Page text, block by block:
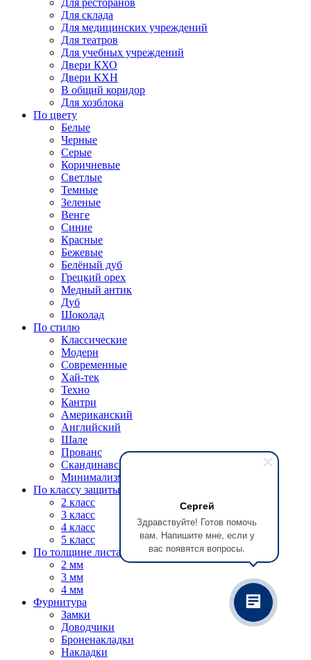
Сергей
Здравствуйте! Готов помочь
вам. Напишите мне, если у
вас появятся вопросы.
Для ресторанов
Для склада
Для медицинских учреждений
Для театров
Для учебных учреждений
Двери КХО
Двери КХН
В общий коридор
Для хозблока
По цвету
Белые
Черные
Серые
Коричневые
Светлые
Темные
Зеленые
Венге
Синие
Красные
Бежевые
Белёный дуб
Грецкий орех
Медный антик
Дуб
Шоколад
По стилю
Классические
Модерн
Современные
Хай-тек
Техно
Кантри
Американский
Английский
Шале
Прованс
Скандинавский
Минимализм
По классу защиты
2 класс
3 класс
4 класс
5 класс
По толщине листа
2 мм
3 мм
4 мм
Фурнитура
Замки
Доводчики
Броненакладки
Накладки